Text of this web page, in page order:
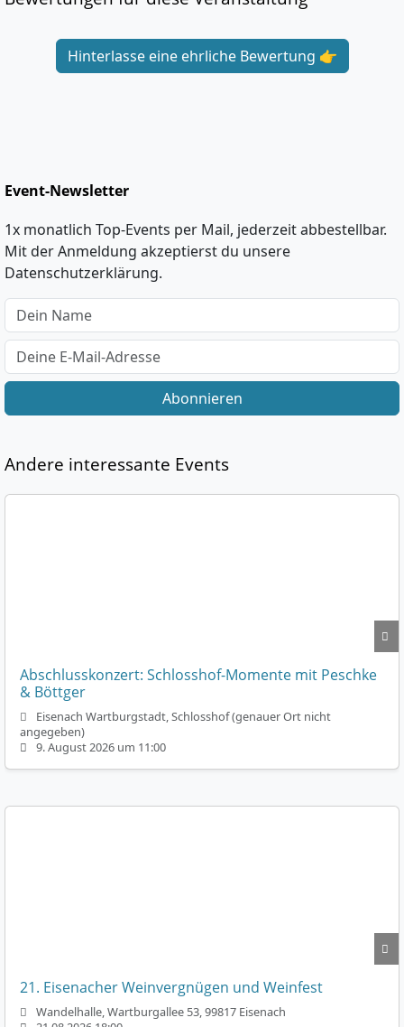
Hinterlasse eine ehrliche Bewertung 👉
Event-Newsletter
1x monatlich Top-Events per Mail, jederzeit abbestellbar.
Mit der Anmeldung akzeptierst du unsere
Datenschutzerklärung.
Abonnieren
Andere interessante Events
Abschlusskonzert: Schlosshof-Momente mit Peschke
& Böttger
Eisenach Wartburgstadt, Schlosshof (genauer Ort nicht
angegeben)
9. August 2026 um 11:00
21. Eisenacher Weinvergnügen und Weinfest
Wandelhalle, Wartburgallee 53, 99817 Eisenach